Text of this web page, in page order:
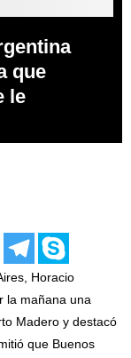
que
le
Horacio
la mañana una
Madero y destacó
que Buenos